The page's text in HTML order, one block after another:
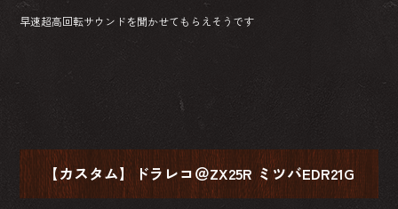
早速超高回転サウンドを聞かせてもらえそうです
【カスタム】ドラレコ＠ZX25R ミツバEDR21G